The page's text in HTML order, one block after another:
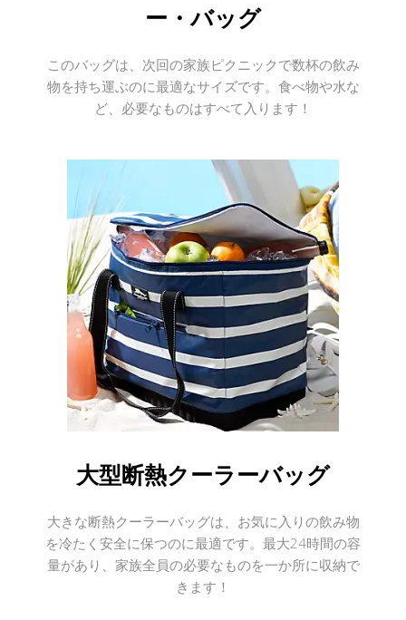
ー・バッグ
このバッグは、次回の家族ピクニックで数杯の飲み
物を持ち運ぶのに最適なサイズです。食べ物や水な
ど、必要なものはすべて入ります！
大型断熱クーラーバッグ
大きな断熱クーラーバッグは、お気に入りの飲み物
を冷たく安全に保つのに最適です。最大24時間の容
量があり、家族全員の必要なものを一か所に収納で
きます！